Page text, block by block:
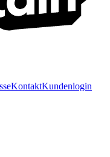
KontaktKundenlogin